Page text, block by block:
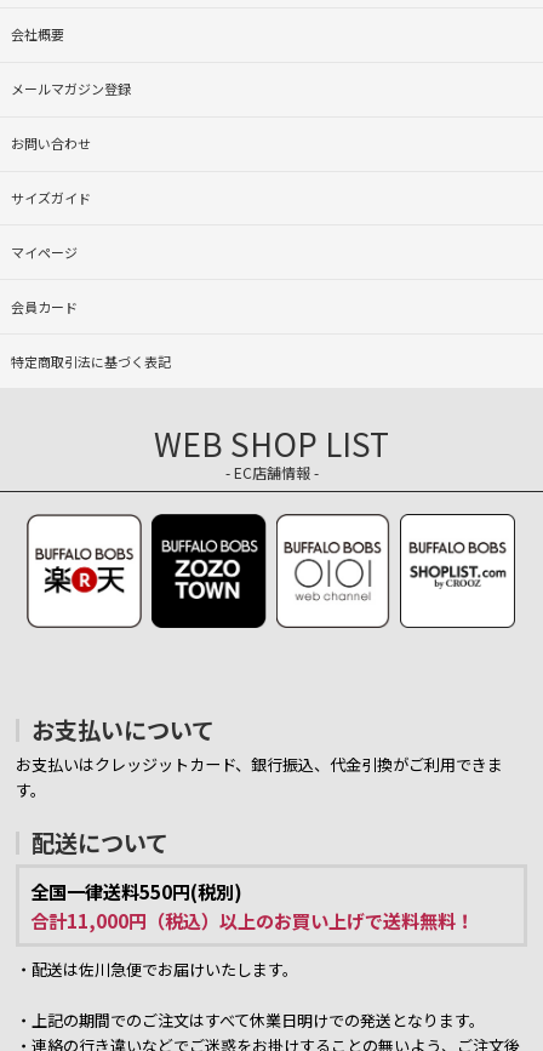
会社概要
メールマガジン登録
お問い合わせ
サイズガイド
マイページ
会員カード
特定商取引法に基づく表記
WEB SHOP LIST
- EC店舗情報 -
お支払いについて
お支払いはクレッジットカード、銀行振込、代金引換がご利用できま
す。
配送について
全国一律送料550円(税別)
合計11,000円（税込）以上のお買い上げで送料無料！
・配送は佐川急便でお届けいたします。
・上記の期間でのご注文はすべて休業日明けでの発送となります。
・連絡の行き違いなどでご迷惑をお掛けすることの無いよう、ご注文後